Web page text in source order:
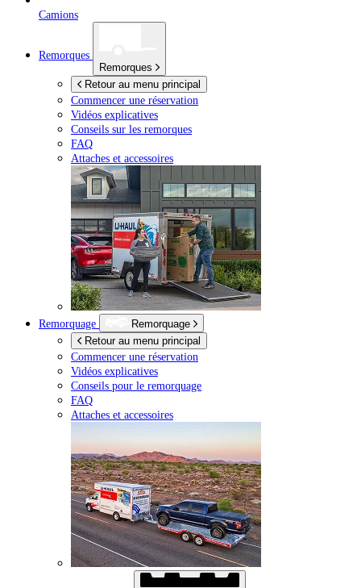
Camions
Remorques
Remorques
Retour au menu principal
Commencer une réservation
Vidéos explicatives
Conseils sur les remorques
FAQ
Attaches et accessoires
Remorquage
Remorquage
Retour au menu principal
Commencer une réservation
Vidéos explicatives
Conseils pour le remorquage
FAQ
Attaches et accessoires